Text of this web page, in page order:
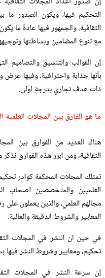
التحكيم فيها، ويكون الصدور
الثقافية، والجمهور فيها عادةً
مع تنوع المضامين وبساطتها
إن القوالب والتنسيق والتصاميم
بأنها جذابة واحترافية، وفيها
ذات هدف تجاري بدرجة اولى.
ما هو الفارق بين المجلات العلمية
هناك العديد من الفوارق بين
الثقافية، ومن ابرز هذه الفوارق نذكر
تمتلك المجلات المحكمة كوادر
العلميين والمتخصصين اصحاب
مجالهم العلمي، والذين يعملون
المعايير والشروط الدقيقة والعالية.
في حين ان النشر في المجلات
تحكيم، ومعايير وشروط النشر فيها
إن سرعة النشر في المجلات